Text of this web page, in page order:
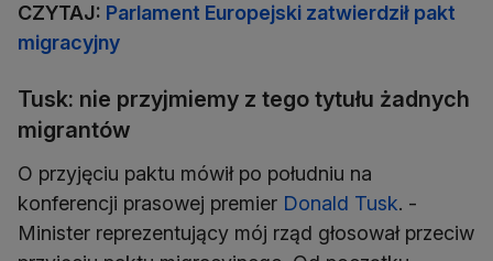
CZYTAJ: Parlament Europejski zatwierdził pakt
migracyjny
Tusk: nie przyjmiemy z tego tytułu żadnych
migrantów
O przyjęciu paktu mówił po południu na
konferencji prasowej premier Donald Tusk. -
Minister reprezentujący mój rząd głosował przeciw